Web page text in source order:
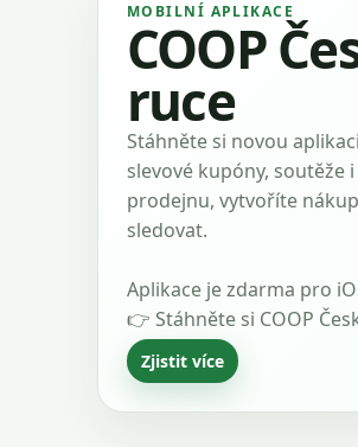
MOBILNÍ APLIKACE
COOP
ruce
Stáhněte si novou
slevové kupóny, soutěže
prodejnu, vytvoříte
sledovat.
Aplikace je zdarma pro
👉 Stáhněte si COOP
Zjistit více